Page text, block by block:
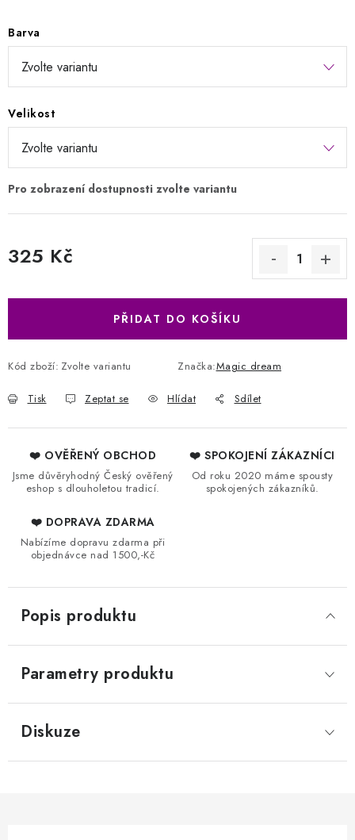
Barva
Velikost
325 Kč
PŘIDAT DO KOŠÍKU
Kód zboží: Zvolte variantu Značka:Magic dream
Tisk Zeptat se Hlídat Sdílet
❤️ OVĚŘENÝ OBCHOD
Jsme důvěryhodný Český ověřený
eshop s dlouholetou tradicí.
❤️ SPOKOJENÍ ZÁKAZNÍCI
Od roku 2020 máme spousty
spokojených zákazníků.
❤️ DOPRAVA ZDARMA
Nabízíme dopravu zdarma při
objednávce nad 1500,-Kč
Popis produktu
Parametry produktu
Diskuze